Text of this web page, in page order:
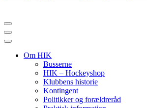
Navigation
menu
Navigation
menu
Om HIK
Busserne
HIK – Hockeyshop
Klubbens historie
Kontingent
Politikker og forældreråd